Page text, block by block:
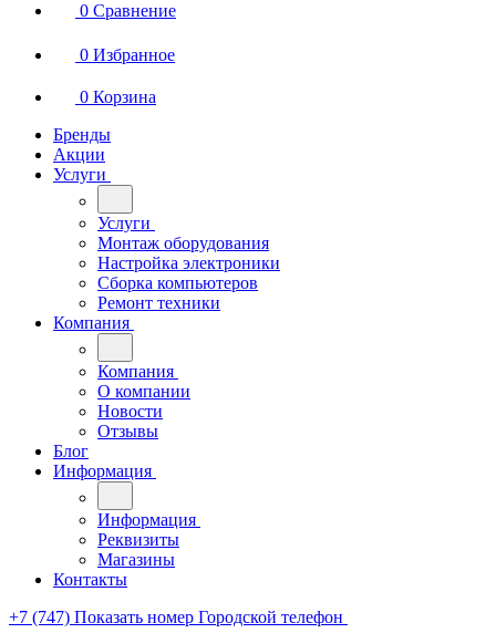
0 Сравнение
0 Избранное
0 Корзина
Бренды
Акции
Услуги
Услуги
Монтаж оборудования
Настройка электроники
Сборка компьютеров
Ремонт техники
Компания
Компания
О компании
Новости
Отзывы
Блог
Информация
Информация
Реквизиты
Магазины
Контакты
+7 (747) Показать номер Городской телефон